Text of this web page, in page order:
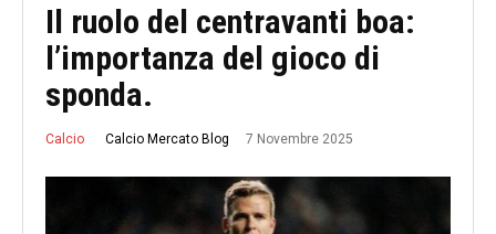
Il ruolo del centravanti boa:
l’importanza del gioco di
sponda.
Calcio Calcio Mercato Blog 7 Novembre 2025